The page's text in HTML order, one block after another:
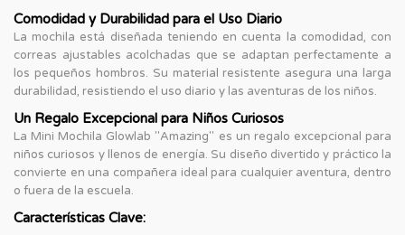
Comodidad y Durabilidad para el Uso Diario
La mochila está diseñada teniendo en cuenta la comodidad, con
correas ajustables acolchadas que se adaptan perfectamente a
los pequeños hombros. Su material resistente asegura una larga
durabilidad, resistiendo el uso diario y las aventuras de los niños.
Un Regalo Excepcional para Niños Curiosos
La Mini Mochila Glowlab "Amazing" es un regalo excepcional para
niños curiosos y llenos de energía. Su diseño divertido y práctico la
convierte en una compañera ideal para cualquier aventura, dentro
o fuera de la escuela.
Características Clave: